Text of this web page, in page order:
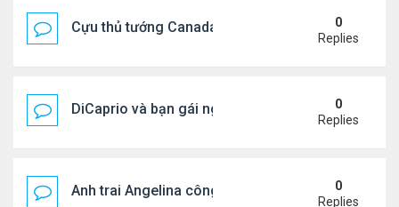
Cựu thủ tướng Canada & gf tình tứ trên biển Hy
0
Replies
DiCaprio và bạn gái nghỉ dưỡng ở Địa Trung Hải
0
Replies
Anh trai Angelina công khai đồng tính ở tuổi 53
0
Replies